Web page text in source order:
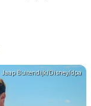
Jaap Buitendijk/Disney/dpa